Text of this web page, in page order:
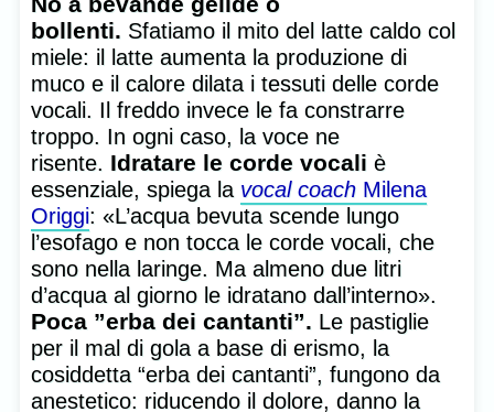
bollenti. Sfatiamo il mito del latte caldo col
miele: il latte aumenta la produzione di
muco e il calore dilata i tessuti delle corde
vocali. Il freddo invece le fa constrarre
troppo. In ogni caso, la voce ne
risente. Idratare le corde vocali è
essenziale, spiega la vocal coach Milena
Origgi: «L’acqua bevuta scende lungo
l’esofago e non tocca le corde vocali, che
sono nella laringe. Ma almeno due litri
d’acqua al giorno le idratano dall’interno».
Poca ”erba dei cantanti”. Le pastiglie
per il mal di gola a base di erismo, la
cosiddetta “erba dei cantanti”, fungono da
anestetico: riducendo il dolore, danno la